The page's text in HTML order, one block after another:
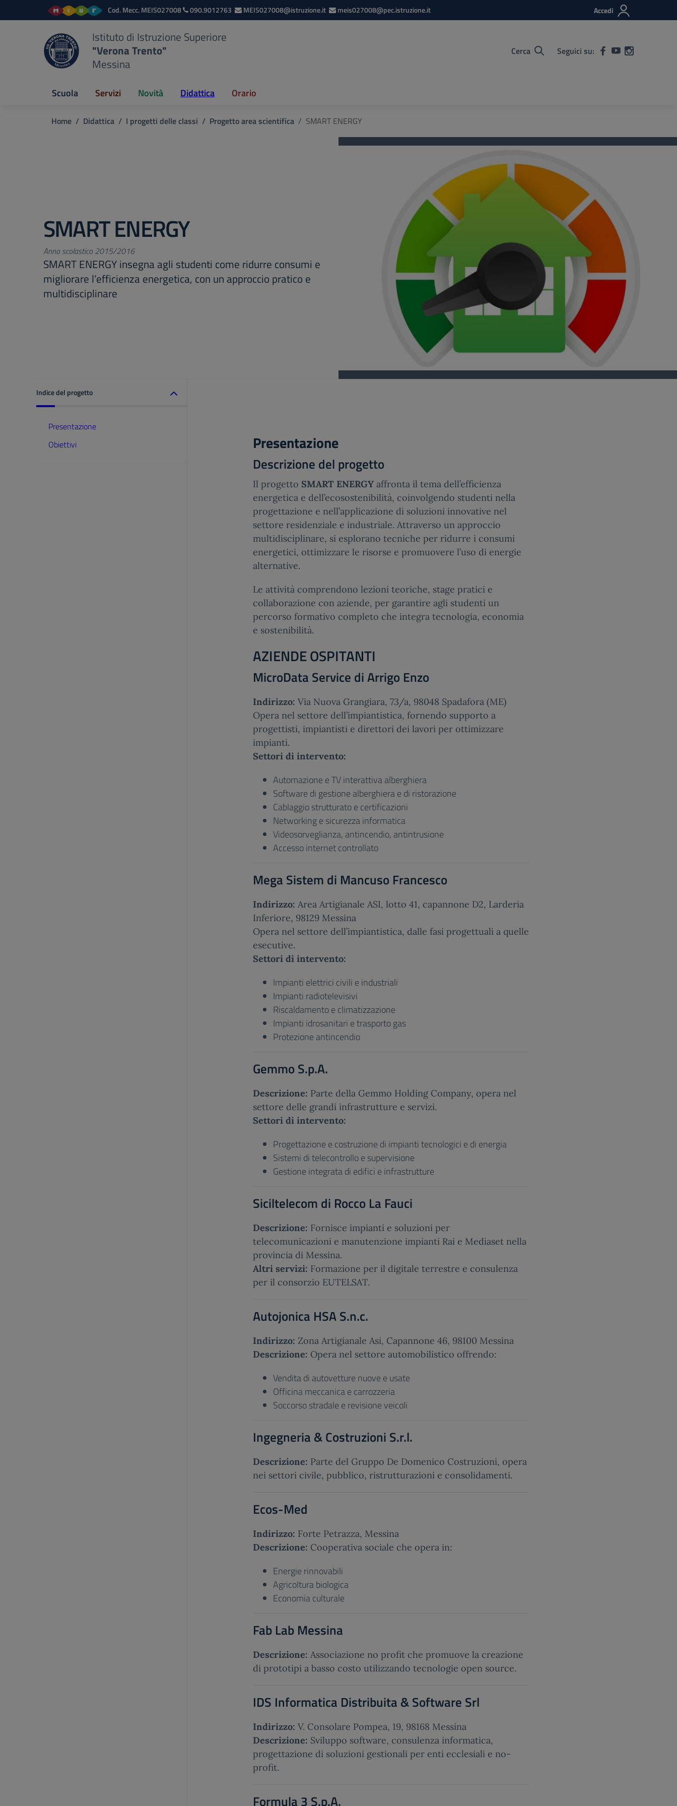
Vai ai contenuti
Vai al menu di navigazione Cod. Mecc.MEIS027008 090.9012763 MEIS027008@istruzione.it meis027008@pec.istruzione.it Accedi
Istituto di Istruzione Superiore
"Verona Trento"
Messina
Cerca Seguici su:
Scuola Servizi Novità Didattica Orario
Home Didattica I progetti delle classi Progetto area scientifica SMART ENERGY
SMART ENERGY
Anno scolastico 2015/2016
SMART ENERGY insegna agli studenti come ridurre consumi e
migliorare l’efficienza energetica, con un approccio pratico e
multidisciplinare
Indice del progetto
Presentazione
Obiettivi
Presentazione
Descrizione del progetto
Il progetto SMART ENERGY affronta il tema dell’efficienza
energetica e dell’ecosostenibilità, coinvolgendo studenti nella
progettazione e nell’applicazione di soluzioni innovative nel
settore residenziale e industriale. Attraverso un approccio
multidisciplinare, si esplorano tecniche per ridurre i consumi
energetici, ottimizzare le risorse e promuovere l’uso di energie
alternative.
Le attività comprendono lezioni teoriche, stage pratici e
collaborazione con aziende, per garantire agli studenti un
percorso formativo completo che integra tecnologia, economia
e sostenibilità.
AZIENDE OSPITANTI
MicroData Service di Arrigo Enzo
Indirizzo: Via Nuova Grangiara, 73/a, 98048 Spadafora (ME)
Opera nel settore dell’impiantistica, fornendo supporto a
progettisti, impiantisti e direttori dei lavori per ottimizzare
impianti.
Settori di intervento:
Automazione e TV interattiva alberghiera
Software di gestione alberghiera e di ristorazione
Cablaggio strutturato e certificazioni
Networking e sicurezza informatica
Videosorveglianza, antincendio, antintrusione
Accesso internet controllato
Mega Sistem di Mancuso Francesco
Indirizzo: Area Artigianale ASI, lotto 41, capannone D2, Larderia
Inferiore, 98129 Messina
Opera nel settore dell’impiantistica, dalle fasi progettuali a quelle
esecutive.
Settori di intervento:
Impianti elettrici civili e industriali
Impianti radiotelevisivi
Riscaldamento e climatizzazione
Impianti idrosanitari e trasporto gas
Protezione antincendio
Gemmo S.p.A.
Descrizione: Parte della Gemmo Holding Company, opera nel
settore delle grandi infrastrutture e servizi.
Settori di intervento:
Progettazione e costruzione di impianti tecnologici e di energia
Sistemi di telecontrollo e supervisione
Gestione integrata di edifici e infrastrutture
Siciltelecom di Rocco La Fauci
Descrizione: Fornisce impianti e soluzioni per
telecomunicazioni e manutenzione impianti Rai e Mediaset nella
provincia di Messina.
Altri servizi: Formazione per il digitale terrestre e consulenza
per il consorzio EUTELSAT.
Autojonica HSA S.n.c.
Indirizzo: Zona Artigianale Asi, Capannone 46, 98100 Messina
Descrizione: Opera nel settore automobilistico offrendo:
Vendita di autovetture nuove e usate
Officina meccanica e carrozzeria
Soccorso stradale e revisione veicoli
Ingegneria & Costruzioni S.r.l.
Descrizione: Parte del Gruppo De Domenico Costruzioni, opera
nei settori civile, pubblico, ristrutturazioni e consolidamenti.
Ecos-Med
Indirizzo: Forte Petrazza, Messina
Descrizione: Cooperativa sociale che opera in:
Energie rinnovabili
Agricoltura biologica
Economia culturale
Fab Lab Messina
Descrizione: Associazione no profit che promuove la creazione
di prototipi a basso costo utilizzando tecnologie open source.
IDS Informatica Distribuita & Software Srl
Indirizzo: V. Consolare Pompea, 19, 98168 Messina
Descrizione: Sviluppo software, consulenza informatica,
progettazione di soluzioni gestionali per enti ecclesiali e no-
profit.
Formula 3 S.p.A.